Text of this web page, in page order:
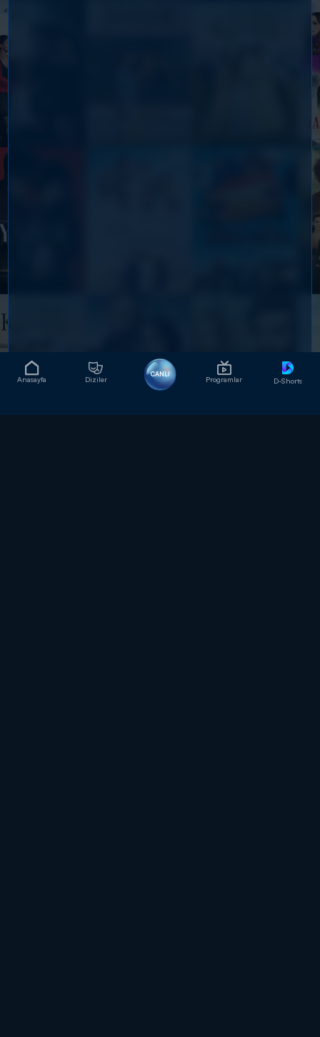
Anasayfa Diziler
CANLI
Programlar D-Shorts